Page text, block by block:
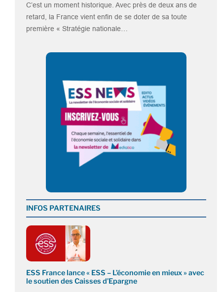
C’est un moment historique. Avec près de deux ans de
retard, la France vient enfin de se doter de sa toute
première « Stratégie nationale…
INFOS PARTENAIRES
ESS France lance « ESS – L’économie en mieux » avec
le soutien des Caisses d’Epargne